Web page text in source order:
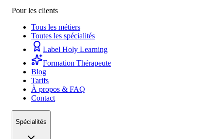
Pour les clients
Tous les métiers
Toutes les spécialités
Label Holy Learning
Formation Thérapeute
Blog
Tarifs
À propos & FAQ
Contact
Spécialités